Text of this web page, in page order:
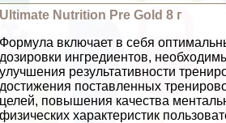
Ultimate Nutrition Pre Gold 8 г
Формула включает в себя
дозировки ингредиентов,
улучшения результативности
достижения поставленных
целей, повышения качества
физических хаpaктеристик